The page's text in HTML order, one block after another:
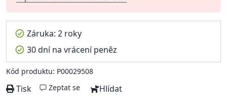
Záruka: 2 roky
30 dní na vrácení peněz
Kód produktu: P00029508
Tisk Zeptat se Hlídat